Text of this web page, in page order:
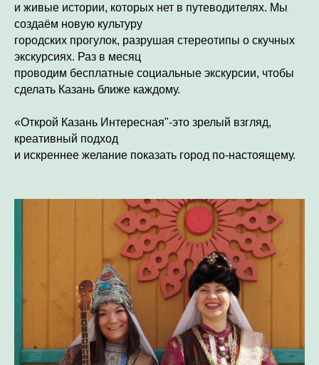
и живые истории, которых нет в путеводителях. Мы
создаём новую культуру
городских прогулок, разрушая стереотипы о скучных
экскурсиях. Раз в месяц
проводим бесплатные социальные экскурсии, чтобы
сделать Казань ближе каждому.
«Открой Казань Интересная"-это зрелый взгляд,
креативный подход
и искреннее желание показать город по-настоящему.